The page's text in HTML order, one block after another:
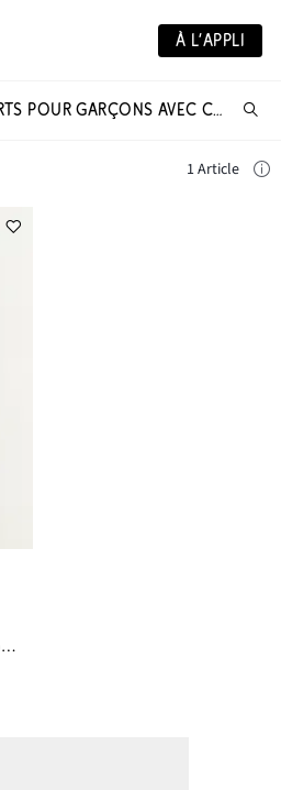
À L’APPLI
CHEMISES ET T-SHIRTS POUR GARÇONS AVEC COL MONTANT
1 Article
Chemise avec manches à retrousser, 100% coton